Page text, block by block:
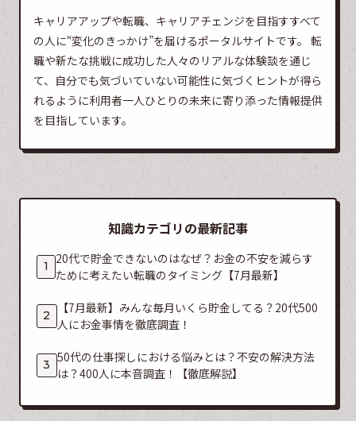
キャリアアップや転職、キャリアチェンジを目指すすべて
の人に“変化のきっかけ”を届けるポータルサイトです。 転
職や新たな挑戦に成功した人々のリアルな体験談を通じ
て、自分でも気づいていない可能性に気づくヒントが得ら
れるように利用者一人ひとりの未来に寄り添った情報提供
を目指しています。
知識カテゴリの最新記事
20代で貯金できないのはなぜ？お金の不安を減らす
ために考えたい転職のタイミング【7月最新】
【7月最新】みんな毎月いくら貯金してる？20代500
人にお金事情を徹底調査！
50代の仕事探しにおける悩みとは？不安の解決方法
は？400人に本音調査！【徹底解説】